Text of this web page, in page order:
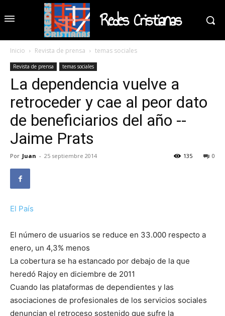
Redes Cristianas
Inicio Revista de prensa temas sociales
Revista de prensa temas sociales
La dependencia vuelve a
retroceder y cae al peor dato
de beneficiarios del año --
Jaime Prats
Por Juan - 25 septiembre 2014 0
135
El País
El número de usuarios se reduce en 33.000 respecto a
enero, un 4,3% menos
La cobertura se ha estancado por debajo de la que
heredó Rajoy en diciembre de 2011
Cuando las plataformas de dependientes y las
asociaciones de profesionales de los servicios sociales
denuncian el retroceso sostenido que sufre la